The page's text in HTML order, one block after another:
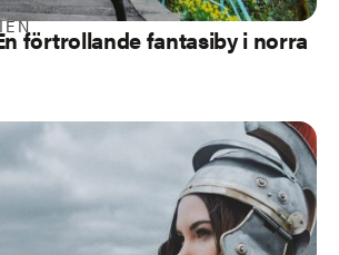
förtrollande fantasiby i norra